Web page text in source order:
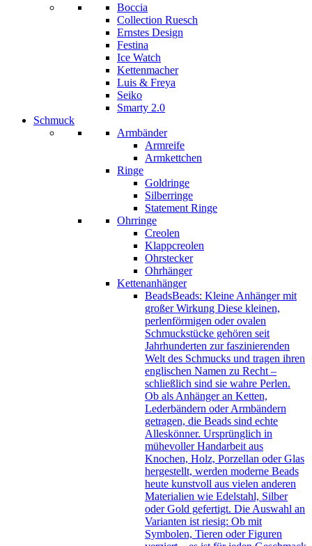
Boccia
Collection Ruesch
Ernstes Design
Festina
Ice Watch
Kettenmacher
Luis & Freya
Seiko
Smarty 2.0
Schmuck
Armbänder
Armreife
Armkettchen
Ringe
Goldringe
Silberringe
Statement Ringe
Ohrringe
Creolen
Klappcreolen
Ohrstecker
Ohrhänger
Kettenanhänger
BeadsBeads: Kleine Anhänger mit
großer Wirkung Diese kleinen,
perlenförmigen oder ovalen
Schmuckstücke gehören seit
Jahrhunderten zur faszinierenden
Welt des Schmucks und tragen ihren
englischen Namen zu Recht –
schließlich sind sie wahre Perlen.
Ob als Anhänger an Ketten,
Lederbändern oder Armbändern
getragen, die Beads sind echte
Alleskönner. Ursprünglich in
mühevoller Handarbeit aus
Knochen, Holz, Porzellan oder Glas
hergestellt, werden moderne Beads
heute kunstvoll aus vielen anderen
Materialien wie Edelstahl, Silber
oder Gold gefertigt. Die Auswahl an
Varianten ist riesig: Ob mit
Symbolen, Tieren oder Figuren